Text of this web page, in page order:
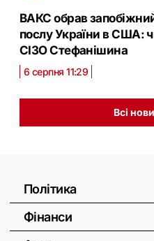
ВАКС обрав
послу України в США:
СІЗО Стефанішина
6 серпня 11:29
Всі
Політика
Фінанси